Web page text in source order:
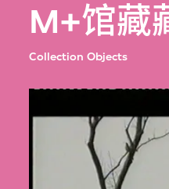
M+馆藏
Collection Objects